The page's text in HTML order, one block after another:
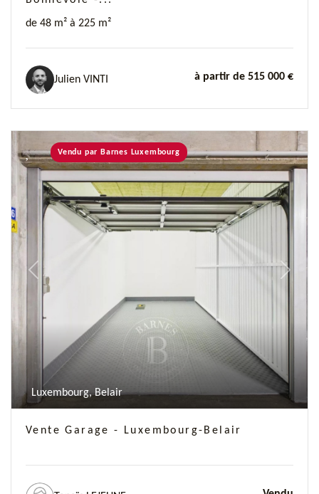
de 48 m² à 225 m²
Julien VINTI à partir de 515 000 €
Previous Next
Vendu par Barnes Luxembourg
Luxembourg, Belair
Vente Garage - Luxembourg-Belair